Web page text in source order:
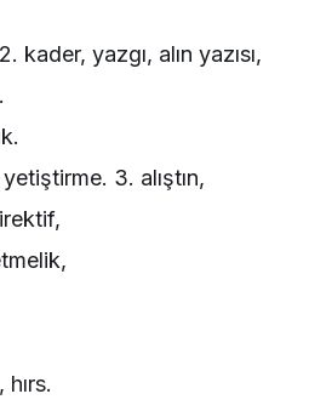
kader, yazgı, alın yazısı,
3. alıştın,